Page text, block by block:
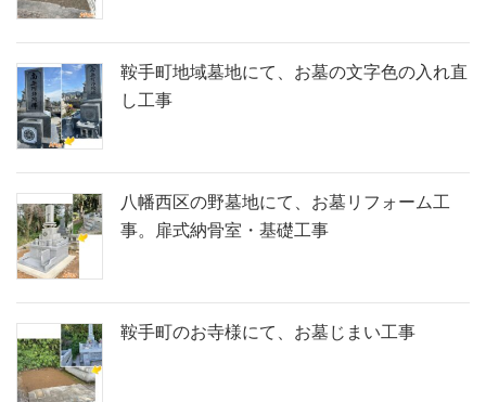
鞍手町地域墓地にて、お墓の文字色の入れ直
し工事
八幡西区の野墓地にて、お墓リフォーム工
事。扉式納骨室・基礎工事
鞍手町のお寺様にて、お墓じまい工事